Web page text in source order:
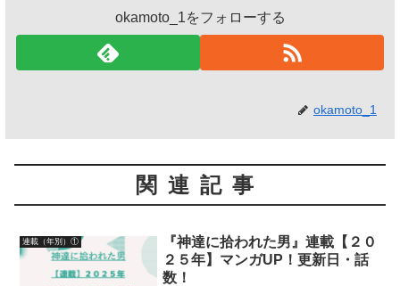
okamoto_1をフォローする
okamoto_1
関連記事
連載（年別）①
『神達に拾われた男』連載【２０
２５年】マンガUP！更新日・話
数！